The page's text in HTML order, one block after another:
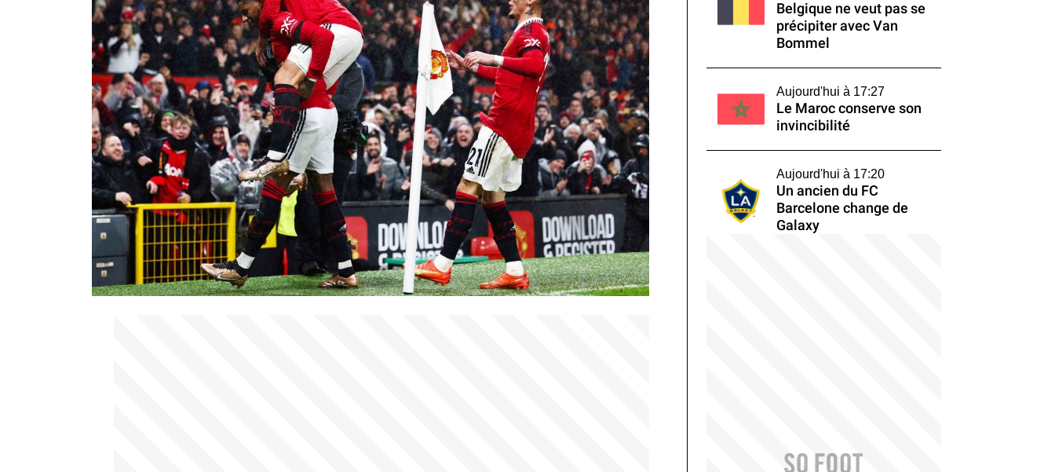
Belgique ne veut pas se
précipiter avec Van
Bommel
Aujourd'hui à 17:27
Le Maroc conserve son
invincibilité
Aujourd'hui à 17:20
Un ancien du FC
Barcelone change de
Galaxy